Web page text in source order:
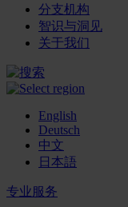
分支机构
智识与洞见
关于我们
English
Deutsch
中文
日本語
专业服务